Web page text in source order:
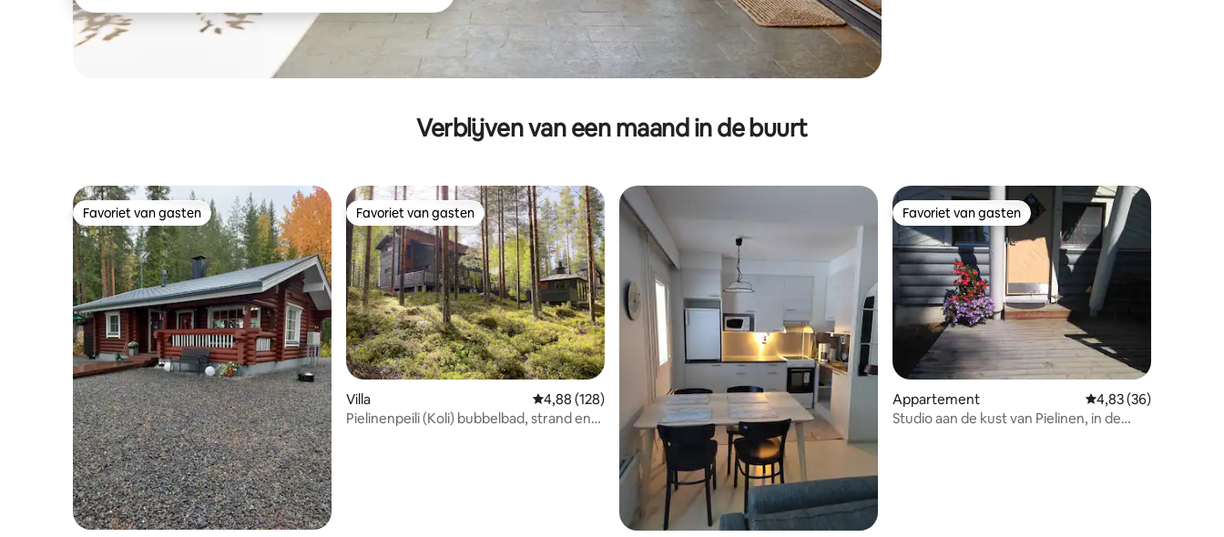
Verblijven van een maand in de buurt
Favoriet van gasten
Favoriet van gasten Favoriet van gasten
Favoriet van gasten
Villa Gemiddelde beoordeling van 4,88 uit 5, 128 recensies
4,88 (128)
Pielinenpeili (Koli) bubbelbad, strand en
Favoriet van gasten
Favoriet van gasten
Appartement Gemiddelde
4,83 (36)
Studio aan de kust van Pielinen, in de